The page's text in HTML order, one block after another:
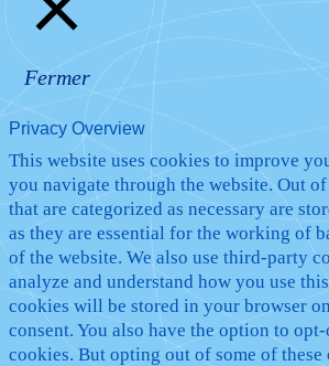
Fermer
Privacy Overview
This website uses cookies to improve
you navigate through the website. Out
that are categorized as necessary are
as they are essential for the working of
of the website. We also use third-party
analyze and understand how you use
cookies will be stored in your browser
consent. You also have the option to
cookies. But opting out of some of